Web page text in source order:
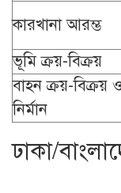
কারখানা আরম্ভ
ভূমি ক্রয়-বিক্রয়
বাহন ক্রয়-বিক্রয়
নির্মান
ঢাকা/